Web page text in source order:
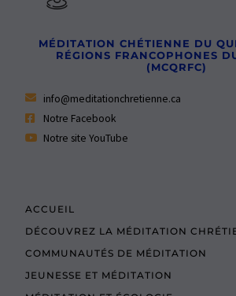
MÉDITATION CHÉTIENNE DU
RÉGIONS FRANCOPHONES
(MCQRFC)
info@meditationchretienne.ca
Notre Facebook
Notre site YouTube
ACCUEIL
DÉCOUVREZ LA MÉDITATION
COMMUNAUTÉS DE MÉDITATION
JEUNESSE ET MÉDITATION